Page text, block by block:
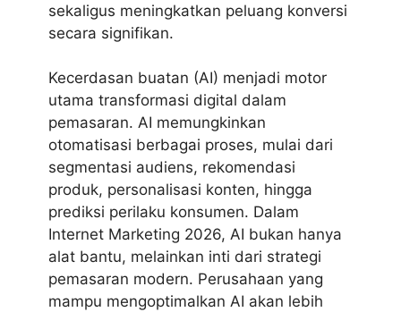
sekaligus meningkatkan peluang konversi
secara signifikan.
Kecerdasan buatan (AI) menjadi motor
utama transformasi digital dalam
pemasaran. AI memungkinkan
otomatisasi berbagai proses, mulai dari
segmentasi audiens, rekomendasi
produk, personalisasi konten, hingga
prediksi perilaku konsumen. Dalam
Internet Marketing 2026, AI bukan hanya
alat bantu, melainkan inti dari strategi
pemasaran modern. Perusahaan yang
mampu mengoptimalkan AI akan lebih